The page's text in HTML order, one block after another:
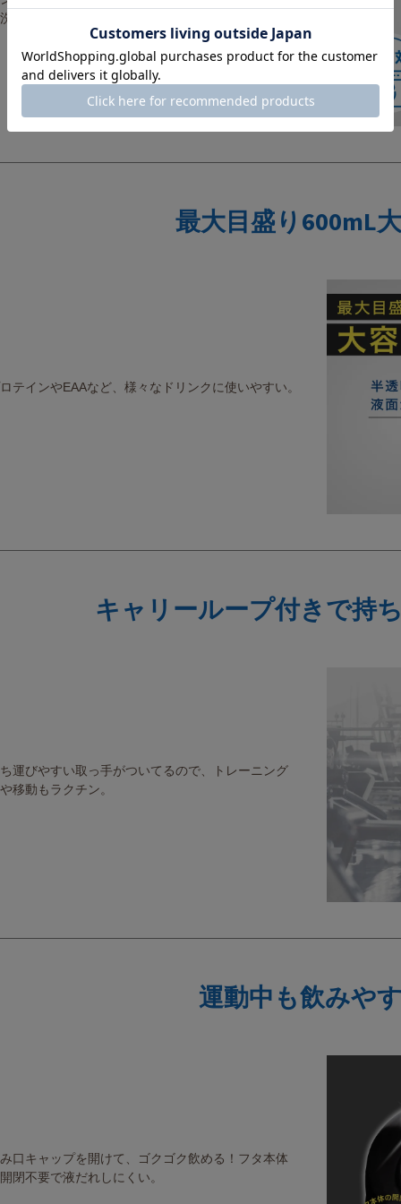
機対応。
最大目盛り600mL
テインやEAAなど、様々なドリンクに使いやすい。
キャリーループ付きで持
運びやすい取っ手がついてるので、トレーニング
移動もラクチン。
運動中も飲みや
口キャップを開けて、ゴクゴク飲める！フタ本体
閉不要で液だれしにくい。